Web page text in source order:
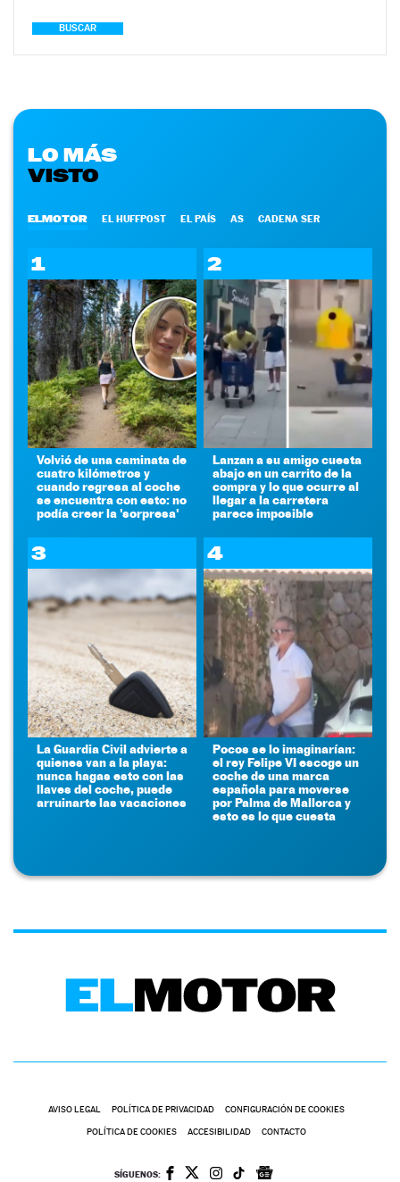
BUSCAR
LO MÁS
VISTO
ELMOTOR EL HUFFPOST EL PAÍS AS CADENA SER
1
Volvió de una caminata de
cuatro kilómetros y
cuando regresa al coche
se encuentra con esto: no
podía creer la 'sorpresa'
2
Lanzan a su amigo cuesta
abajo en un carrito de la
compra y lo que ocurre al
llegar a la carretera
parece imposible
3
La Guardia Civil advierte a
quienes van a la playa:
nunca hagas esto con las
llaves del coche, puede
arruinarte las vacaciones
4
Pocos se lo imaginarían:
el rey Felipe VI escoge un
coche de una marca
española para moverse
por Palma de Mallorca y
esto es lo que cuesta
AVISO LEGAL POLÍTICA DE PRIVACIDAD CONFIGURACIÓN DE COOKIES
POLÍTICA DE COOKIES ACCESIBILIDAD CONTACTO
SÍGUENOS: